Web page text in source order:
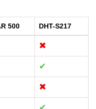
500 DHT-S217
✖
✔
✖